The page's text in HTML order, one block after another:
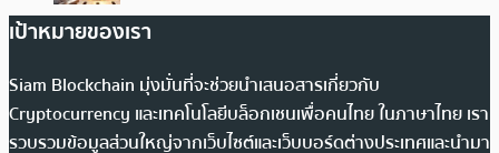
เป้าหมายของเรา
Siam Blockchain มุ่งมั่นที่จะช่วยนำเสนอสารเกี่ยวกับ
Cryptocurrency และเทคโนโลยีบล็อกเชนเพื่อคนไทย ในภาษาไทย เรา
รวบรวมข้อมูลส่วนใหญ่จากเว็บไซต์และเว็บบอร์ดต่างประเทศและนำมา